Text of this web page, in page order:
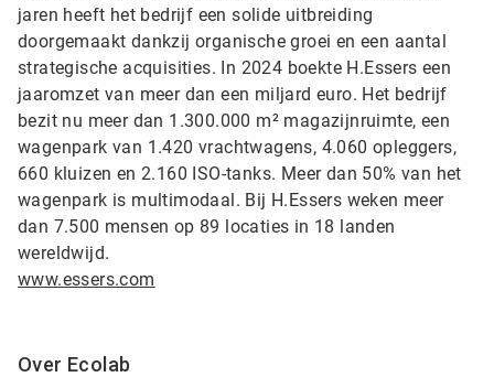
jaren heeft het bedrijf een solide uitbreiding
doorgemaakt dankzij organische groei en een aantal
strategische acquisities. In 2024 boekte H.Essers een
jaaromzet van meer dan een miljard euro. Het bedrijf
bezit nu meer dan 1.300.000 m² magazijnruimte, een
wagenpark van 1.420 vrachtwagens, 4.060 opleggers,
660 kluizen en 2.160 ISO-tanks. Meer dan 50% van het
wagenpark is multimodaal. Bij H.Essers weken meer
dan 7.500 mensen op 89 locaties in 18 landen
wereldwijd.
www.essers.com
Over Ecolab